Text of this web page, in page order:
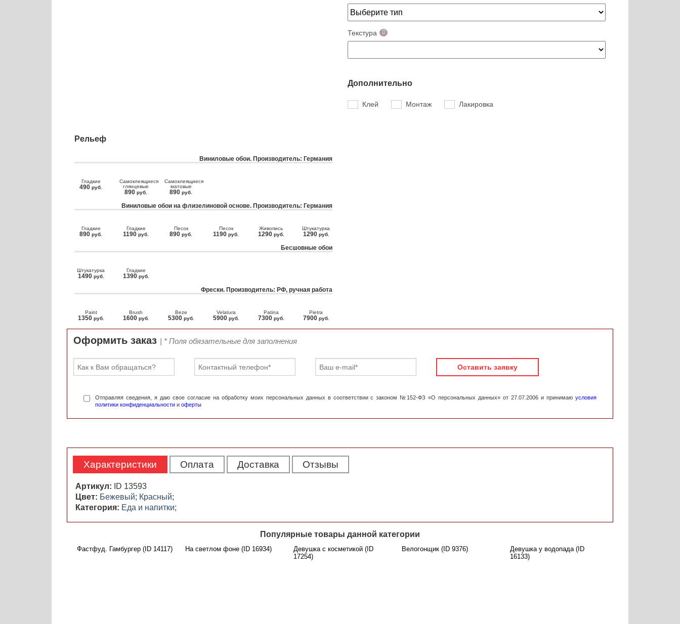
Текстура
Дополнительно
Клей Монтаж Лакировка
Рельеф
Виниловые обои. Производитель: Германия
Гладкие
490 руб.
Самоклеящиеся
глянцевые
890 руб.
Самоклеящиеся
матовые
890 руб.
Виниловые обои на флизелиновой основе. Производитель: Германия
Гладкие
890 руб.
Гладкие
1190 руб.
Песок
890 руб.
Песок
1190 руб.
Живопись
1290 руб.
Штукатурка
1290 руб.
Бесшовные обои
Штукатурка
1490 руб.
Гладкие
1390 руб.
Фрески. Производитель: РФ, ручная работа
Paint
1350 руб.
Brush
1600 руб.
Beze
5300 руб.
Velatura
5900 руб.
Patina
7300 руб.
Pietra
7900 руб.
Оформить заказ | * Поля обязательные для заполнения
Оставить заявку
Отправляя сведения, я даю свое согласие на обработку моих персональных данных в соответствии с законом №152-ФЗ «О персональных данных» от 27.07.2006 и принимаю условия
политики конфиденциальности и оферты
Характеристики Оплата Доставка Отзывы
Артикул:
ID 13593
Цвет: Бежевый; Красный;
Категория: Еда и напитки;
Популярные товары данной категории
Фастфуд. Гамбургер (ID 14117) На светлом фоне (ID 16934)
Девушка с косметикой (ID
17254)
Велогонщик (ID 9376)
Девушка у водопада (ID
16133)